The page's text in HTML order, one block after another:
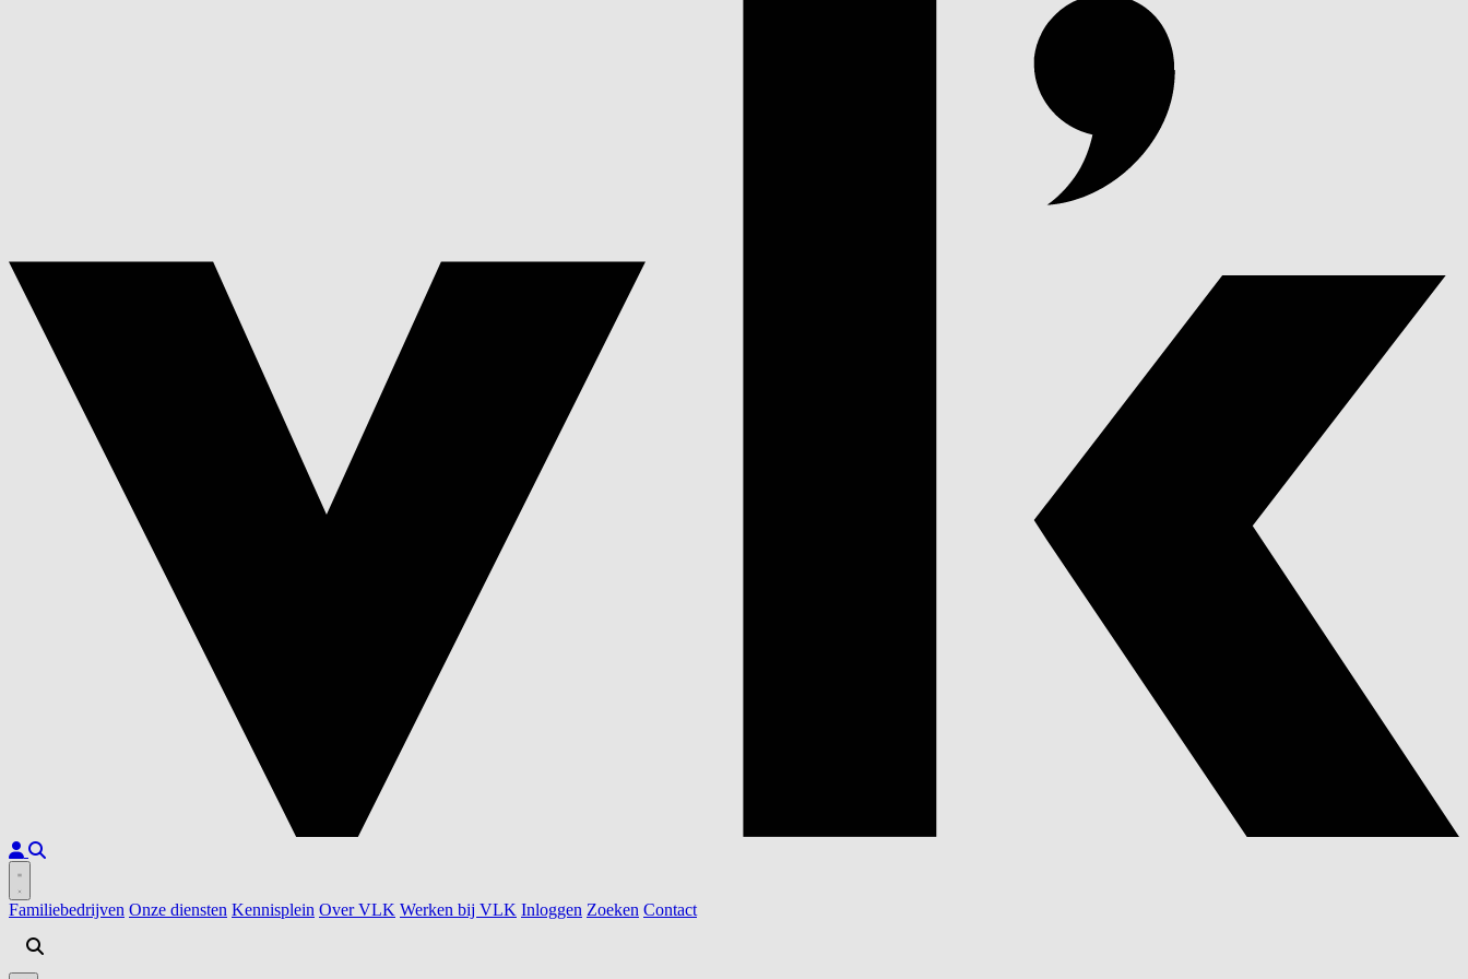
Familiebedrijven Onze diensten Kennisplein Over VLK Werken bij VLK Inloggen Zoeken Contact